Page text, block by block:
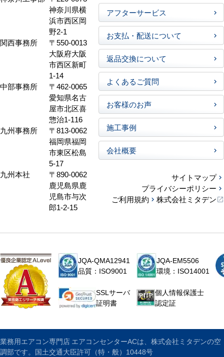
神奈川県横
浜市西区岡
野2-1
関西事務所
〒550-0013
大阪府大阪
市西区新町
1-14
中部事務所
〒462-0065
愛知県名古
屋市北区喜
惣治1-116
九州事務所
〒813-0062
福岡県福岡
市東区松島
5-17
九州本社
〒890-0062
鹿児島県鹿
児島市与次
郎1-2-15
アフターサービス
お支払・配送について
返品交換について
よくあるご質問
お客様のお声
施工事例
会社概要
サイトマップ
プライバシーポリシー
ご利用規約
株式会社ミタデン
JQA-QMA12941
品質：ISO9001
JQA-EM5506
環境：ISO14001
SSLサーバ
証明書
個人情報保護士
認定証
業務用エアコン専門店 エアコンセンターACは、株式会社ミタデンの空
調部です。国土交通大臣許可（特・般）10448号